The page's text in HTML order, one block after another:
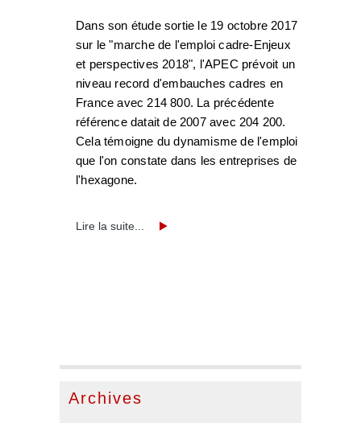
Dans son étude sortie le 19 octobre 2017
sur le "marche de l'emploi cadre-Enjeux
et perspectives 2018", l'APEC prévoit un
niveau record d'embauches cadres en
France avec 214 800. La précédente
référence datait de 2007 avec 204 200.
Cela témoigne du dynamisme de l'emploi
que l'on constate dans les entreprises de
l'hexagone.
Lire la suite...
Archives